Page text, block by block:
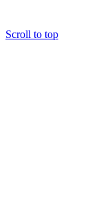
Scroll to top